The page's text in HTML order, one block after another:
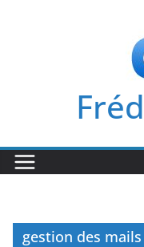
gestion des mails